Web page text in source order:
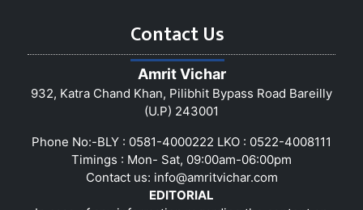
Contact Us
Amrit Vichar
932, Katra Chand Khan, Pilibhit Bypass Road Bareilly
(U.P) 243001
Phone No:-BLY : 0581-4000222 LKO : 0522-4008111
Timings : Mon- Sat, 09:00am-06:00pm
Contact us: info@amritvichar.com
EDITORIAL